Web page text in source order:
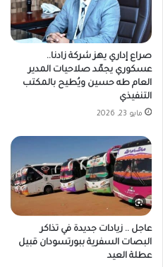
صراع إداري يهز شركة زادنا..
عسكوري يجمّد صلاحيات المدير
العام طه حسين ويُطيح بالمكتب
التنفيذي
مايو 23, 2026
عاجل .. زيادات جديدة في تذاكر
البصات السفرية ببورتسودان قبيل
عطلة العيد